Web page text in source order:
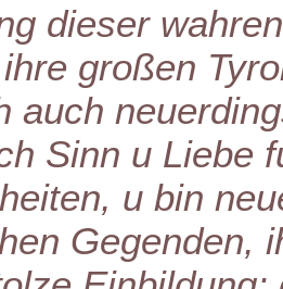
dieser
großen
auch
Sinn u Liebe
u bin
Gegenden,